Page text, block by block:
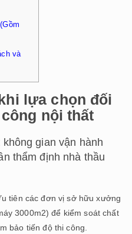
và
lựa chọn đối
nội thất
gian vận hành
thẩm định nhà thầu
tiên các đơn vị sở hữu xưởng
3000m2) để kiểm soát chất
bảo tiến độ thi công.